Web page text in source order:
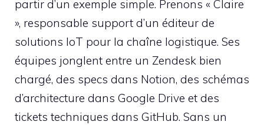
partir d’un exemple simple. Prenons « Claire
», responsable support d’un éditeur de
solutions IoT pour la chaîne logistique. Ses
équipes jonglent entre un Zendesk bien
chargé, des specs dans Notion, des schémas
d’architecture dans Google Drive et des
tickets techniques dans GitHub. Sans un